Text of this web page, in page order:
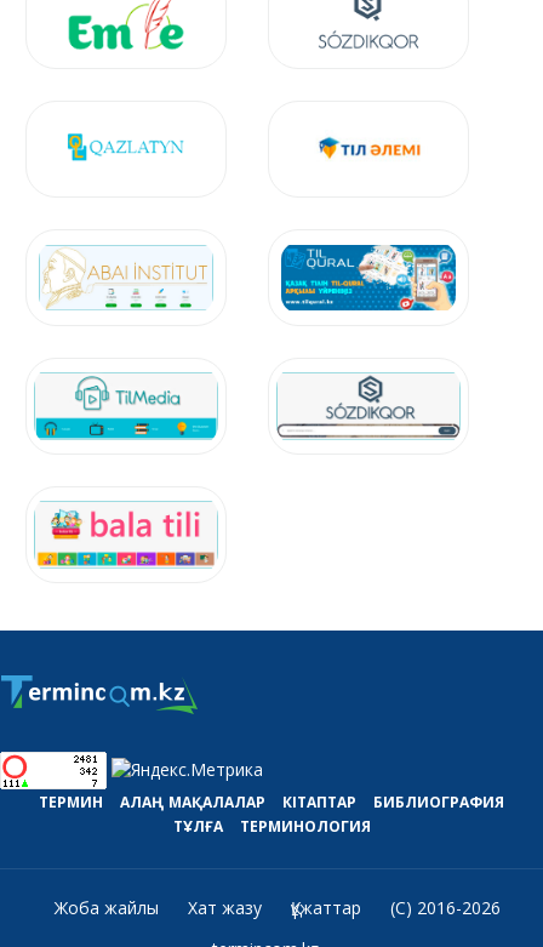
ТЕРМИН АЛАҢ МАҚАЛАЛАР КІТАПТАР
БИБЛИОГРАФИЯ
ТҰЛҒА
ТЕРМИНОЛОГИЯ
Жоба жайлы Хат жазу Құжаттар
(C) 2016-2026